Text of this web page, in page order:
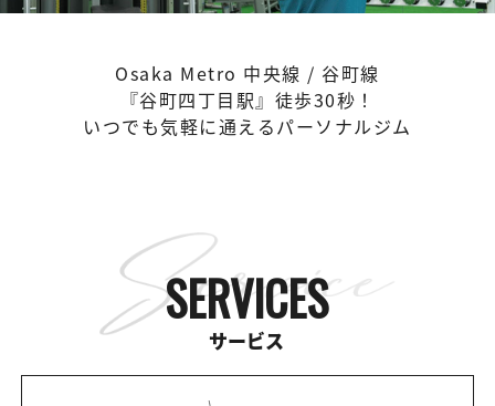
Osaka Metro 中央線 / 谷町線
『谷町四丁目駅』徒歩30秒！
いつでも気軽に通えるパーソナルジム
SERVICES
サービス